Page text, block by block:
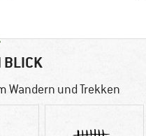
BLICK
Wandern und Trekken